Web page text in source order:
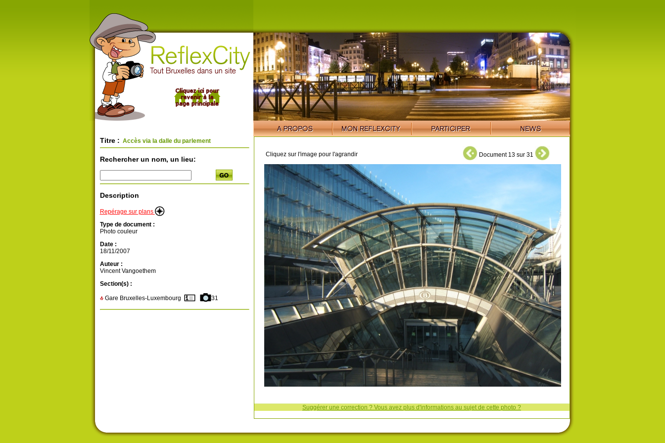
Titre : Accès via la dalle du parlement
Rechercher un nom, un lieu:
Description
Repérage sur plans
Type de document :
Photo couleur
Date :
18/11/2007
Auteur :
Vincent Vangoethem
Section(s) :
Gare Bruxelles-Luxembourg 31
Cliquez sur l'image pour l'agrandir Document 13 sur 31
Suggérer une correction ? Vous avez plus d'informations au sujet de cette photo ?